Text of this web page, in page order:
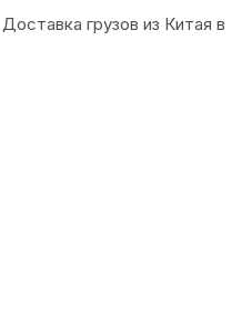
грузов из Китая в